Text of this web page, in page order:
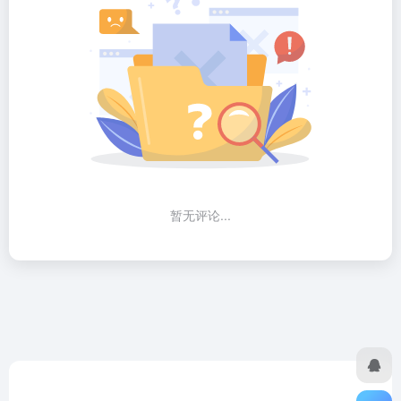
暂无评论...